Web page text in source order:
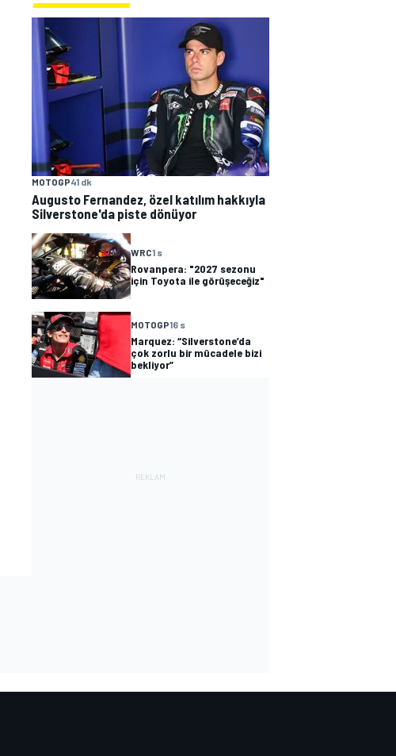
MOTOGP41 dk
Augusto Fernandez, özel katılım hakkıyla
Silverstone'da piste dönüyor
WRC1 s
Rovanpera: "2027 sezonu
için Toyota ile görüşeceğiz"
MOTOGP16 s
Marquez: “Silverstone’da
çok zorlu bir mücadele bizi
bekliyor”